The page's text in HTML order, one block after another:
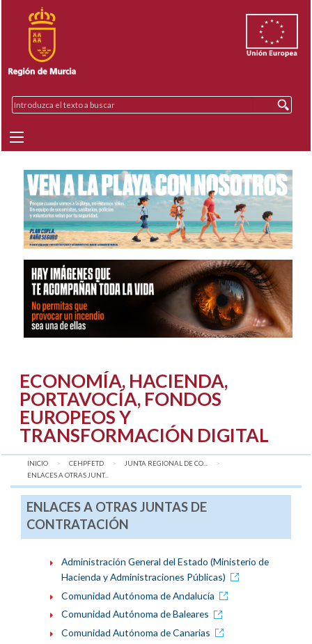
ECONOMÍA, HACIENDA,
PORTAVOCÍA, FONDOS
EUROPEOS Y
TRANSFORMACIÓN DIGITAL
INICIO CEHPFETD
JUNTA REGIONAL DE CO...
AQUÍ:
ENLACES A OTRAS JUNT...
ENLACES A OTRAS JUNTAS DE
CONTRATACIÓN
Administración General del Estado (Ministerio de
Hacienda y Administraciones Públicas)
Comunidad Autónoma de Andalucía
Comunidad Autónoma de Baleares
Comunidad Autónoma de Canarias